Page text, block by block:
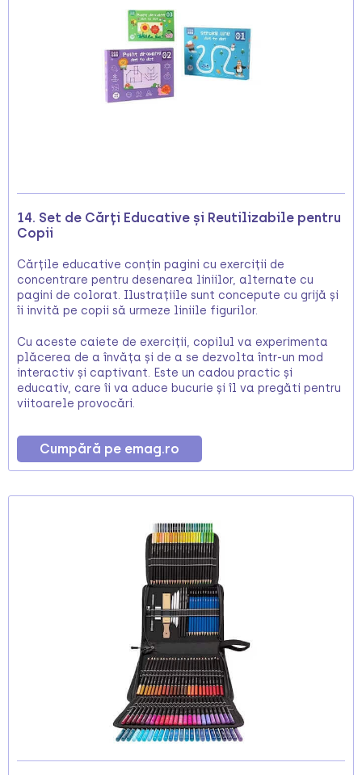
14. Set de Cărți Educative și Reutilizabile pentru
Copii
Cărțile educative conțin pagini cu exerciții de
concentrare pentru desenarea liniilor, alternate cu
pagini de colorat. Ilustrațiile sunt concepute cu grijă și
îi invită pe copii să urmeze liniile figurilor.
Cu aceste caiete de exerciții, copilul va experimenta
plăcerea de a învăța și de a se dezvolta într-un mod
interactiv și captivant. Este un cadou practic și
educativ, care îi va aduce bucurie și îl va pregăti pentru
viitoarele provocări.
Cumpără pe emag.ro